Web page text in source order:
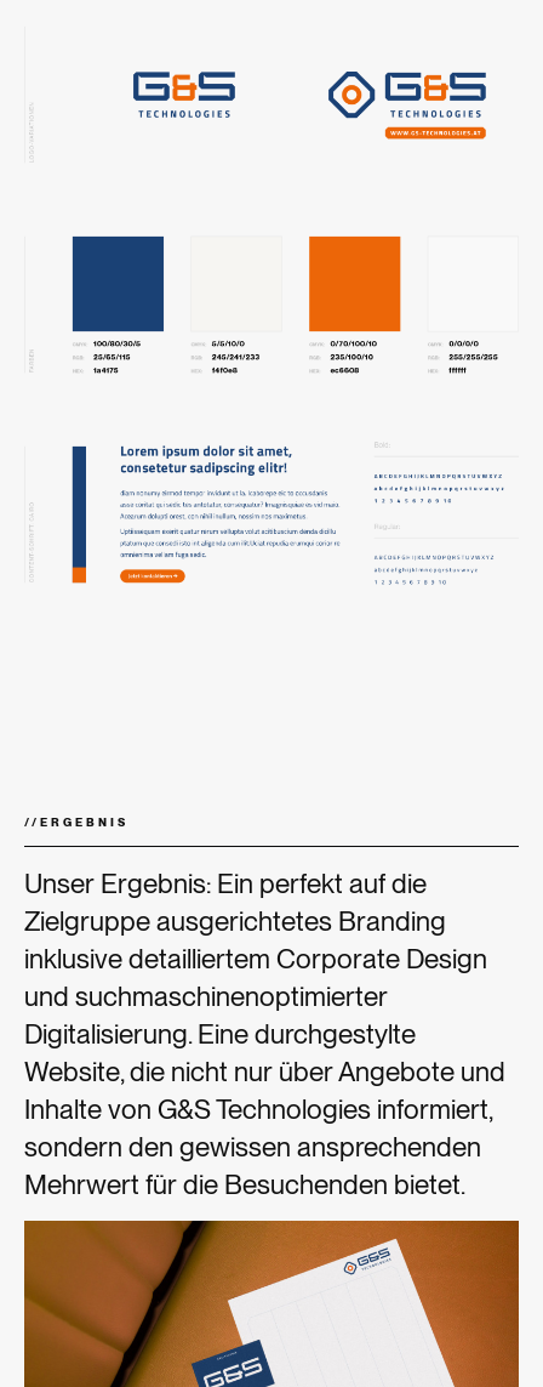
// ERGEBNIS
Unser Ergebnis: Ein perfekt auf die
Zielgruppe ausgerichtetes Branding
inklusive detailliertem Corporate Design
und suchmaschinenoptimierter
Digitalisierung. Eine durchgestylte
Website, die nicht nur über Angebote und
Inhalte von G&S Technologies informiert,
sondern den gewissen ansprechenden
Mehrwert für die Besuchenden bietet.